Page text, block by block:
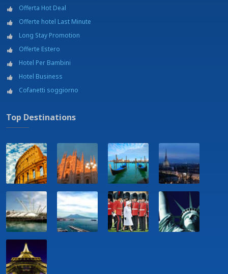
Offerta Hot Deal
Offerte hotel Last Minute
Long Stay Promotion
Offerte Estero
Hotel Per Bambini
Hotel Business
Cofanetti soggiorno
Top Destinations